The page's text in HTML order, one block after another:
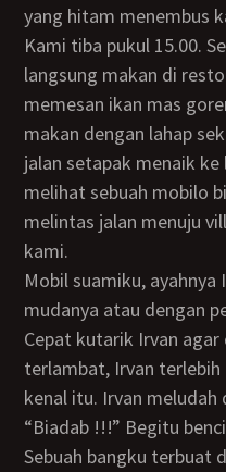
yang hitam menembus
Kami tiba pukul 15.00. Setelah check in, kami
langsung makan di
memesan ikan mas
makan dengan lahap
jalan setapak menaik
melihat sebuah mobilo
melintas jalan menuju
kami.
Mobil suamiku, ayahnya Irvan. Pasti dia dengan isteri
mudanya atau dengan
Cepat kutarik Irvan
terlambat, Irvan
kenal itu. Irvan meludah
“Biadab !!!” Begitu
Sebuah bangku terbuat dari bata yang disemen. Kami